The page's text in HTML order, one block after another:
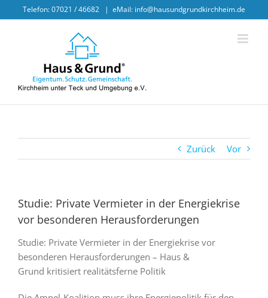
to
Telefon: 07021 / 46682 | eMail: info@hausundgrundkirchheim.de
Zurück Vor
Studie: Private Vermieter in der Energiekrise
vor besonderen Herausforderungen
Studie: Private Vermieter in der Energiekrise vor
besonderen Herausforderungen – Haus &
Grund kritisiert realitätsferne Politik